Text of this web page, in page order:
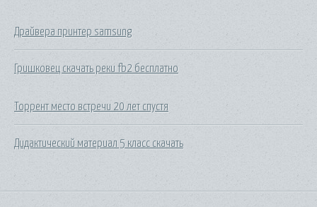
Драйвера принтер samsung
Гришковец скачать реки fb2 бесплатно
Торрент место встречи 20 лет спустя
Дидактический материал 5 класс скачать